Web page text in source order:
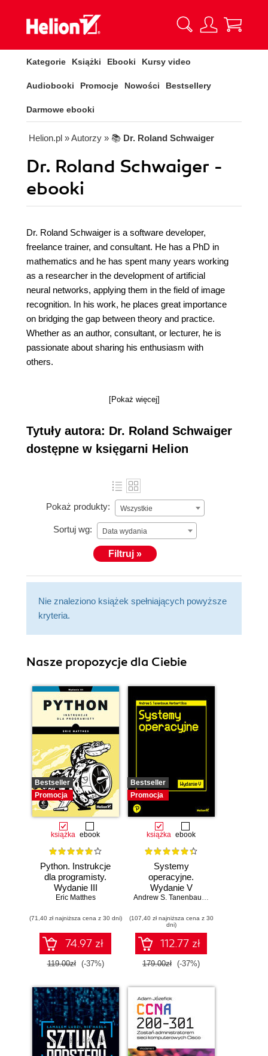
Kategorie Książki Ebooki Kursy video
Audiobooki Promocje Nowości Bestsellery
Darmowe ebooki
Helion.pl » Autorzy » 📚 Dr. Roland Schwaiger
Dr. Roland Schwaiger -
ebooki
Dr. Roland Schwaiger is a software developer,
freelance trainer, and consultant. He has a PhD in
mathematics and he has spent many years working
as a researcher in the development of artificial
neural networks, applying them in the field of image
recognition. In his work, he places great importance
on bridging the gap between theory and practice.
Whether as an author, consultant, or lecturer, he is
passionate about sharing his enthusiasm with
others.
[Pokaż więcej]
Tytuły autora: Dr. Roland Schwaiger
dostępne w księgarni Helion
Pokaż produkty: Wszystkie
Sortuj wg: Data wydania
Filtruj »
Nie znaleziono książek spełniających powyższe
kryteria.
Nasze propozycje dla Ciebie
Bestseller
Promocja
książka ebook
Python. Instrukcje
dla programisty.
Wydanie III
Eric Matthes
(71,40 zł najniższa cena z 30 dni)
74.97 zł
119.00zł (-37%)
Bestseller
Promocja
książka ebook
Systemy
operacyjne.
Wydanie V
Andrew S. Tanenbaum,
(107,40 zł najniższa cena z 30
dni)
112.77 zł
179.00zł (-37%)